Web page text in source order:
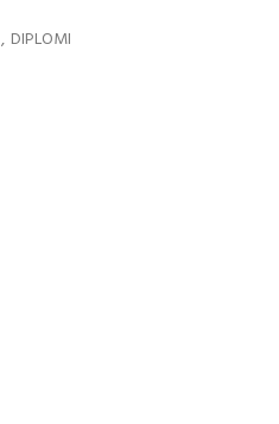
, DIPLOMI